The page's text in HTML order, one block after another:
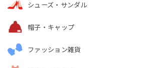
シューズ・サンダル
帽子・キャップ
ファッション雑貨